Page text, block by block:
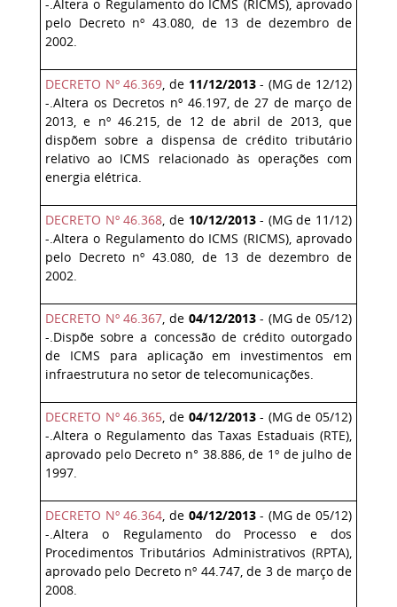
-.Altera o Regulamento do ICMS (RICMS), aprovado
pelo Decreto nº 43.080, de 13 de dezembro de
2002.
DECRETO Nº 46.369, de 11/12/2013- (MG de 12/12)
-.Altera os Decretos nº 46.197, de 27 de março de
2013, e nº 46.215, de 12 de abril de 2013, que
dispõem sobre a dispensa de crédito tributário
relativo ao ICMS relacionado às operações com
energia elétrica.
DECRETO Nº 46.368, de 10/12/2013- (MG de 11/12)
-.Altera o Regulamento do ICMS (RICMS), aprovado
pelo Decreto nº 43.080, de 13 de dezembro de
2002.
DECRETO Nº 46.367, de 04/12/2013- (MG de 05/12)
-.Dispõe sobre a concessão de crédito outorgado
de ICMS para aplicação em investimentos em
infraestrutura no setor de telecomunicações.
DECRETO Nº 46.365, de 04/12/2013- (MG de 05/12)
-.Altera o Regulamento das Taxas Estaduais (RTE),
aprovado pelo Decreto n° 38.886, de 1º de julho de
1997.
DECRETO Nº 46.364, de 04/12/2013- (MG de 05/12)
-.Altera o Regulamento do Processo e dos
Procedimentos Tributários Administrativos (RPTA),
aprovado pelo Decreto nº 44.747, de 3 de março de
2008.